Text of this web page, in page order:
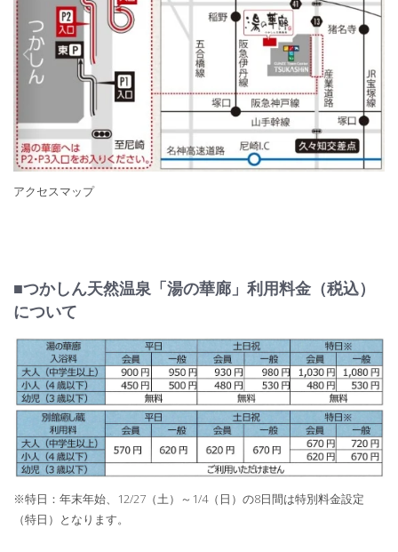
アクセスマップ
■つかしん天然温泉「湯の華廊」利用料金（税込）
について
※特日：年末年始、12/27（土）～1/4（日）の8日間は特別料金設定
（特日）となります。